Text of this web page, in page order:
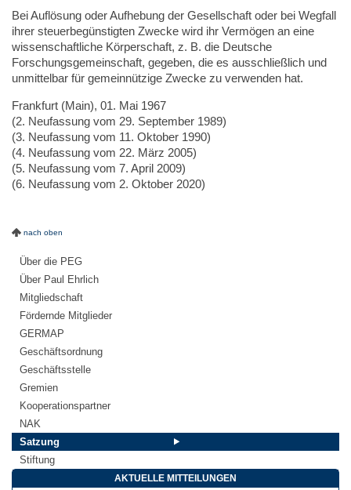
Bei Auflösung oder Aufhebung der Gesellschaft oder bei Wegfall
ihrer steuerbegünstigten Zwecke wird ihr Vermögen an eine
wissenschaftliche Körperschaft, z. B. die Deutsche
Forschungsgemeinschaft, gegeben, die es ausschließlich und
unmittelbar für gemeinnützige Zwecke zu verwenden hat.
Frankfurt (Main), 01. Mai 1967
(2. Neufassung vom 29. September 1989)
(3. Neufassung vom 11. Oktober 1990)
(4. Neufassung vom 22. März 2005)
(5. Neufassung vom 7. April 2009)
(6. Neufassung vom 2. Oktober 2020)
nach oben
Über die PEG
Über Paul Ehrlich
Mitgliedschaft
Fördernde Mitglieder
GERMAP
Geschäftsordnung
Geschäftsstelle
Gremien
Kooperationspartner
NAK
Satzung
Stiftung
AKTUELLE MITTEILUNGEN